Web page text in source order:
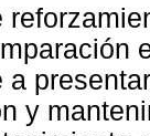
a
y